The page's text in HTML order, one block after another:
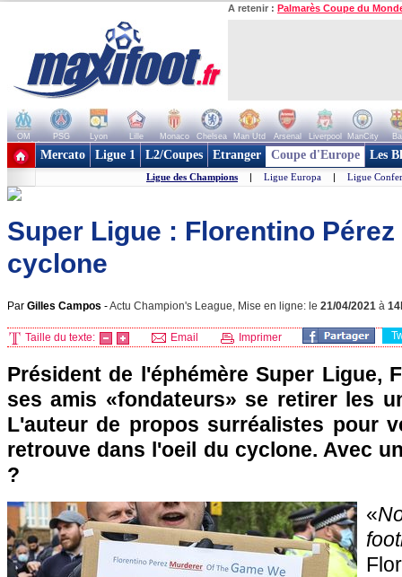
A retenir : Palmarès Coupe du
OM PSG Lyon Lille Monaco Chelsea Man Utd Arsenal Liverpool ManCity
+ de clubs
Mercato Ligue 1 L2/Coupes Etranger Coupe d'Europe Les
Ligue des Champions | Ligue Europa | Ligue
Super Ligue : Florentino
cyclone
Par Gilles Campos -Actu Champion's League, Mise en ligne: le 21/04/2021 à
Taille du texte: Email Imprimer
Président de l'éphémère Super Ligue,
ses amis «fondateurs» se retirer les
L'auteur de propos surréalistes pour
retrouve dans l'oeil du cyclone. Avec
?
«